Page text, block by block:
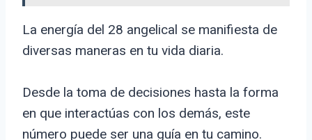
La energía del 28 angelical se manifiesta de
diversas maneras en tu vida diaria.
Desde la toma de decisiones hasta la forma
en que interactúas con los demás, este
número puede ser una guía en tu camino.